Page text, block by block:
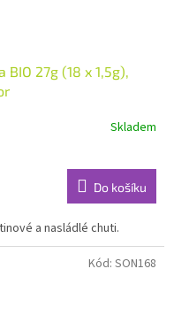
27g (18 x 1,5g),
Skladem
Do košíku
a nasládlé chuti.
Kód: SON168